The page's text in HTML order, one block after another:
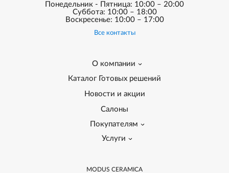
Понедельник - Пятница: 10:00 – 20:00
Суббота: 10:00 – 18:00
Воскресенье: 10:00 – 17:00
Все контакты
О компании
Каталог Готовых решений
Новости и акции
Салоны
Покупателям
Услуги
MODUS CERAMICA